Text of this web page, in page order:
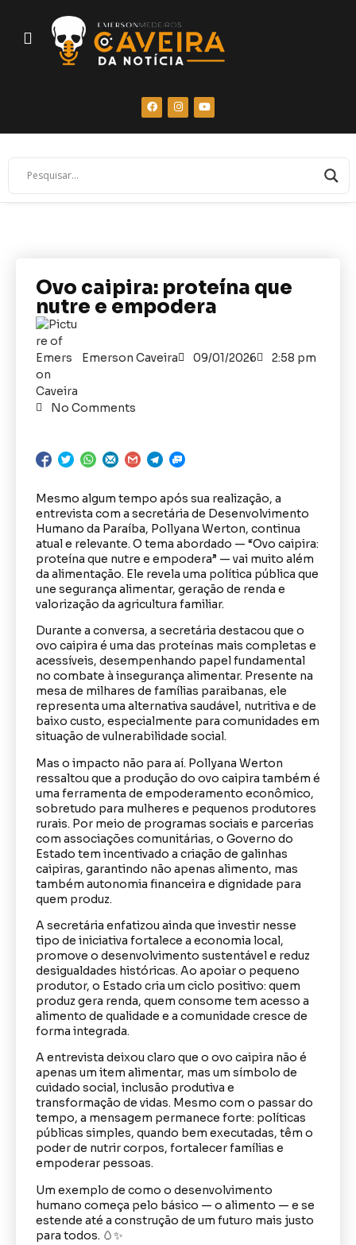
Ovo caipira: proteína que
nutre e empodera
Emerson Caveira 09/01/2026 2:58 pm
No Comments
Mesmo algum tempo após sua realização, a
entrevista com a secretária de Desenvolvimento
Humano da Paraíba, Pollyana Werton, continua
atual e relevante. O tema abordado — “Ovo caipira:
proteína que nutre e empodera” — vai muito além
da alimentação. Ele revela uma política pública que
une segurança alimentar, geração de renda e
valorização da agricultura familiar.
Durante a conversa, a secretária destacou que o
ovo caipira é uma das proteínas mais completas e
acessíveis, desempenhando papel fundamental
no combate à insegurança alimentar. Presente na
mesa de milhares de famílias paraibanas, ele
representa uma alternativa saudável, nutritiva e de
baixo custo, especialmente para comunidades em
situação de vulnerabilidade social.
Mas o impacto não para aí. Pollyana Werton
ressaltou que a produção do ovo caipira também é
uma ferramenta de empoderamento econômico,
sobretudo para mulheres e pequenos produtores
rurais. Por meio de programas sociais e parcerias
com associações comunitárias, o Governo do
Estado tem incentivado a criação de galinhas
caipiras, garantindo não apenas alimento, mas
também autonomia financeira e dignidade para
quem produz.
A secretária enfatizou ainda que investir nesse
tipo de iniciativa fortalece a economia local,
promove o desenvolvimento sustentável e reduz
desigualdades históricas. Ao apoiar o pequeno
produtor, o Estado cria um ciclo positivo: quem
produz gera renda, quem consome tem acesso a
alimento de qualidade e a comunidade cresce de
forma integrada.
A entrevista deixou claro que o ovo caipira não é
apenas um item alimentar, mas um símbolo de
cuidado social, inclusão produtiva e
transformação de vidas. Mesmo com o passar do
tempo, a mensagem permanece forte: políticas
públicas simples, quando bem executadas, têm o
poder de nutrir corpos, fortalecer famílias e
empoderar pessoas.
Um exemplo de como o desenvolvimento
humano começa pelo básico — o alimento — e se
estende até a construção de um futuro mais justo
para todos. 🥚✨